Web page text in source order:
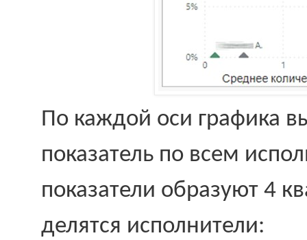
По каждой оси графика
показатель по всем
показатели образуют 4
делятся исполнители: